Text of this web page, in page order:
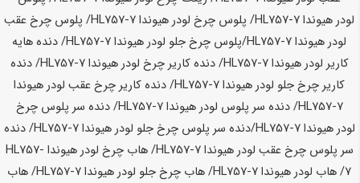
لودرهیوندا HL757-7 / پلوس چرخ لودرهیوندا HL757-7
/ پلوس چرخ عقب
لودرهیوندا HL757-7 /پلوس چرخ جلو لودرهیوندا HL757-7
/ دنده هایه
کاریر لودرهیوندا HL757-7 / دنده کاریر چرخ لودرهیوندا HL757-7
/ دنده
کاریر چرخ جلو لودرهیوندا HL757-7 / دنده کاریر چرخ عقب لودرهیوندا
HL757-7/ دنده سر پلوس لودرهیوندا HL757-7
/ دنده سر پلوس چرخ
لودرهیوندا HL757-7 /دنده سر پلوس چرخ جلو لودرهیوندا HL757-7
/ دنده
سر پلوس چرخ عقب لودرهیوندا HL757-7 / هاب چرخ لودر
هیوندا HL757-
7/ هاب لودرهیوندا HL757-7 / هاب چرخ جلو لودرهیوندا HL757-7
/ هاب